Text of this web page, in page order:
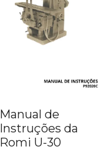
Manual de
Instruções da
Romi U-30